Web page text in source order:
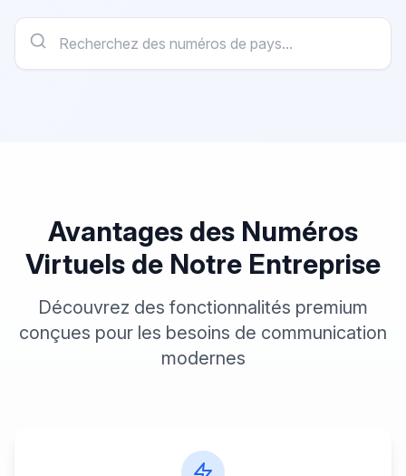
Avantages des Numéros
Virtuels de Notre Entreprise
Découvrez des fonctionnalités premium
conçues pour les besoins de communication
modernes